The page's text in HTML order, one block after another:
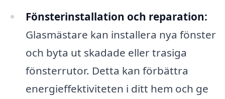
Fönsterinstallation och reparation:
Glasmästare kan installera nya fönster
och byta ut skadade eller trasiga
fönsterrutor. Detta kan förbättra
energieffektiviteten i ditt hem och ge